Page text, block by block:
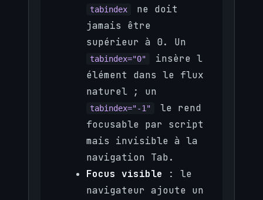
tabindex
ne doit
jamais être
supérieur à 0. Un
tabindex="0"
insère l
élément dans le flux
naturel ; un
tabindex="-1"
le rend
focusable par script
mais invisible à la
navigation Tab.
Focus visible : le
navigateur ajoute un